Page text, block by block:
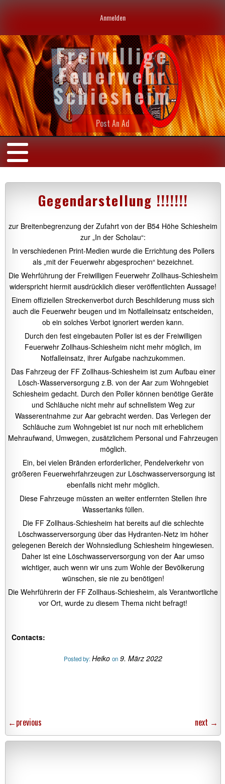
Anmelden
Freiwillige
Feuerwehr
Schiesheim
Post An Ad
Gegendarstellung !!!!!!!
zur Breitenbegrenzung der Zufahrt von der B54 Höhe Schiesheim
zur „In der Scholau“:
In verschiedenen Print-Medien wurde die Errichtung des Pollers
als „mit der Feuerwehr abgesprochen“ bezeichnet.
Die Wehrführung der Freiwilligen Feuerwehr Zollhaus-Schiesheim
widerspricht hiermit ausdrücklich dieser veröffentlichten Aussage!
Einem offiziellen Streckenverbot durch Beschilderung muss sich
auch die Feuerwehr beugen und im Notfalleinsatz entscheiden,
ob ein solches Verbot ignoriert werden kann.
Durch den fest eingebauten Poller ist es der Freiwilligen
Feuerwehr Zollhaus-Schiesheim nicht mehr möglich, im
Notfalleinsatz, ihrer Aufgabe nachzukommen.
Das Fahrzeug der FF Zollhaus-Schiesheim ist zum Aufbau einer
Lösch-Wasserversorgung z.B. von der Aar zum Wohngebiet
Schiesheim gedacht. Durch den Poller können benötige Geräte
und Schläuche nicht mehr auf schnellstem Weg zur
Wasserentnahme zur Aar gebracht werden. Das Verlegen der
Schläuche zum Wohngebiet ist nur noch mit erheblichem
Mehraufwand, Umwegen, zusätzlichem Personal und Fahrzeugen
möglich.
Ein, bei vielen Bränden erforderlicher, Pendelverkehr von
größeren Feuerwehrfahrzeugen zur Löschwasserversorgung ist
ebenfalls nicht mehr möglich.
Diese Fahrzeuge müssten an weiter entfernten Stellen ihre
Wassertanks füllen.
Die FF Zollhaus-Schiesheim hat bereits auf die schlechte
Löschwasserversorgung über das Hydranten-Netz im höher
gelegenen Bereich der Wohnsiedlung Schiesheim hingewiesen.
Daher ist eine Löschwasserversorgung von der Aar umso
wichtiger, auch wenn wir uns zum Wohle der Bevölkerung
wünschen, sie nie zu benötigen!
Die Wehrführerin der FF Zollhaus-Schiesheim, als Verantwortliche
vor Ort, wurde zu diesem Thema nicht befragt!
Contacts:
Posted by:Heiko on 9. März 2022
←previous next →